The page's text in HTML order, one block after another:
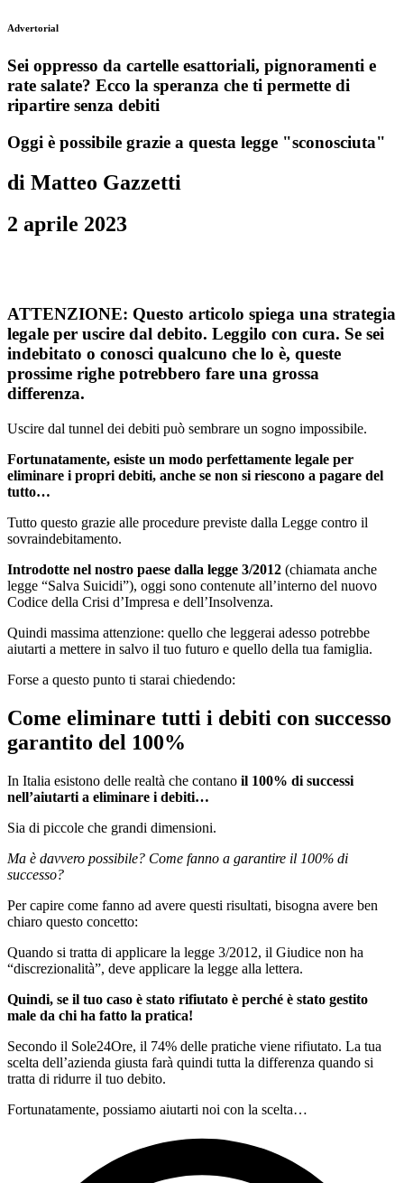
Advertorial
Sei oppresso da cartelle esattoriali, pignoramenti e
rate salate? Ecco la speranza che ti permette di
ripartire senza debiti
Oggi è possibile grazie a questa legge "sconosciuta"
di Matteo Gazzetti
2 aprile 2023
ATTENZIONE: Questo articolo spiega una strategia
legale per uscire dal debito. Leggilo con cura. Se sei
indebitato o conosci qualcuno che lo è, queste
prossime righe potrebbero fare una grossa
differenza.
Uscire dal tunnel dei debiti può sembrare un sogno impossibile.
Fortunatamente, esiste un modo perfettamente legale per
eliminare i propri debiti, anche se non si riescono a pagare del
tutto…
Tutto questo grazie alle procedure previste dalla Legge contro il
sovraindebitamento.
Introdotte nel nostro paese dalla legge 3/2012 (chiamata anche
legge “Salva Suicidi”), oggi sono contenute all’interno del nuovo
Codice della Crisi d’Impresa e dell’Insolvenza.
Quindi massima attenzione: quello che leggerai adesso potrebbe
aiutarti a mettere in salvo il tuo futuro e quello della tua famiglia.
Forse a questo punto ti starai chiedendo:
Come eliminare tutti i debiti con successo
garantito del 100%
In Italia esistono delle realtà che contano il 100% di successi
nell’aiutarti a eliminare i debiti…
Sia di piccole che grandi dimensioni.
Ma è davvero possibile? Come fanno a garantire il 100% di
successo?
Per capire come fanno ad avere questi risultati, bisogna avere ben
chiaro questo concetto:
Quando si tratta di applicare la legge 3/2012, il Giudice non ha
“discrezionalità”, deve applicare la legge alla lettera.
Quindi, se il tuo caso è stato rifiutato è perché è stato gestito
male da chi ha fatto la pratica!
Secondo il Sole24Ore, il 74% delle pratiche viene rifiutato. La tua
scelta dell’azienda giusta farà quindi tutta la differenza quando si
tratta di ridurre il tuo debito.
Fortunatamente, possiamo aiutarti noi con la scelta…